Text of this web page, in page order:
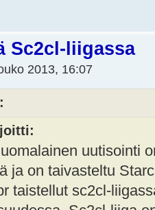
Sc2cl-liigassa
2013, 16:07
uutisointi
ja on taivasteltu
taistellut sc2cl-